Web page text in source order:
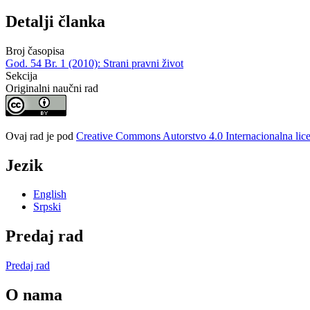
Detalji članka
Broj časopisa
God. 54 Br. 1 (2010): Strani pravni život
Sekcija
Originalni naučni rad
Ovaj rad je pod Creative Commons Autorstvo 4.0 Internacionalna
Jezik
English
Srpski
Predaj rad
Predaj rad
O nama